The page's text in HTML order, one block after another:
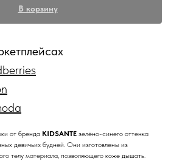
В корзину
от бренда KIDSANTE зелёно-синего оттенка
девичьих будней. Они изготовлены из
телу материала, позволяющего коже дышать.